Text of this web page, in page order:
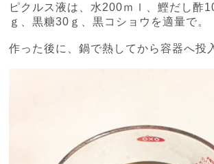
ピクルス液は、水200ｍｌ、鰹だし酢
ｇ、黒糖30 ｇ、黒コショウを適量で。
作った後に、鍋で熱してから容器へ投